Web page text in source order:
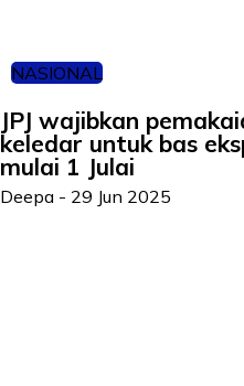
NASIONAL
JPJ wajibkan
keledar untuk bas
mulai 1 Julai
Deepa - 29 Jun 2025